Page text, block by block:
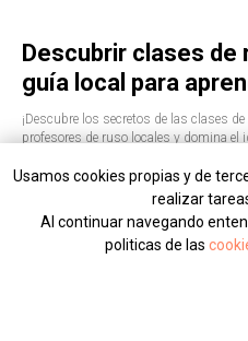
Descubrir clases de
guía local para
¡Descubre los secretos de las clases
profesores de ruso locales y domina el
Usamos cookies propias y de
realizar
Al continuar navegando
politicas de las